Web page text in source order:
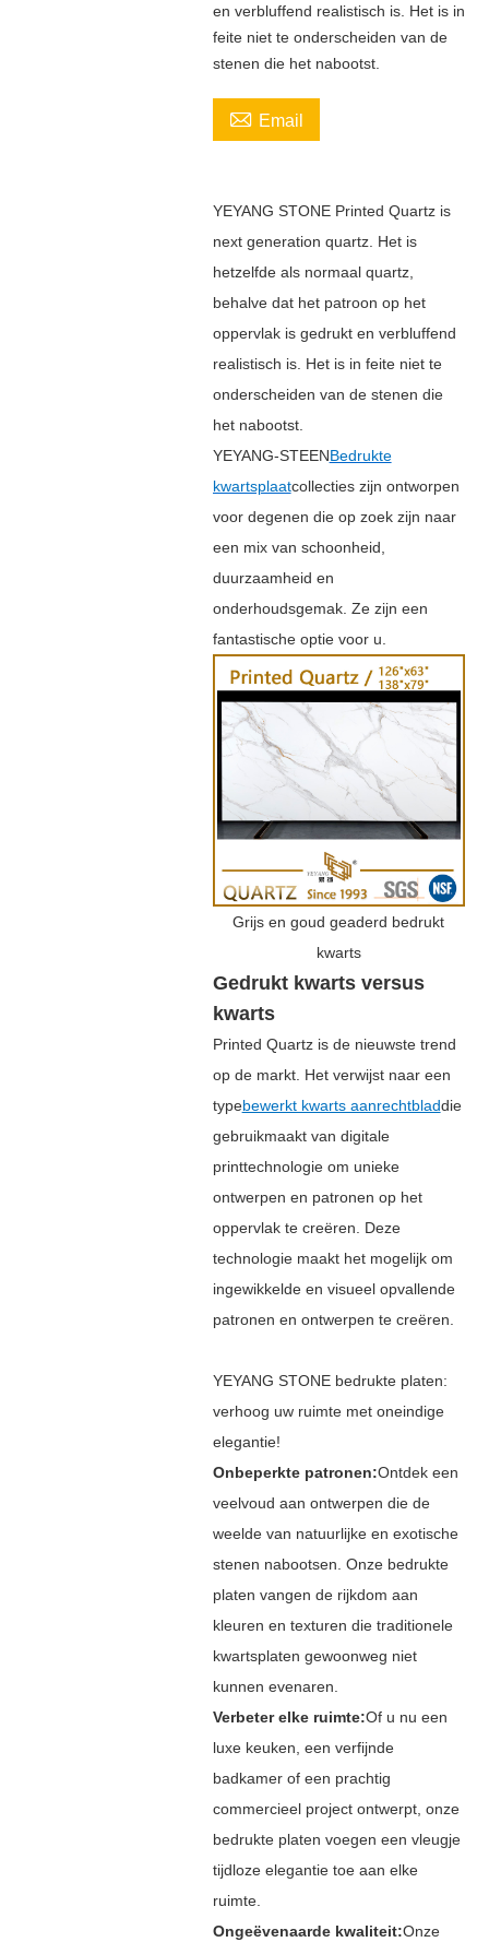
en verbluffend realistisch is. Het is in
feite niet te onderscheiden van de
stenen die het nabootst.
 Email
YEYANG STONE Printed Quartz is
next generation quartz. Het is
hetzelfde als normaal quartz,
behalve dat het patroon op het
oppervlak is gedrukt en verbluffend
realistisch is. Het is in feite niet te
onderscheiden van de stenen die
het nabootst.
YEYANG-STEENBedrukte
kwartsplaatcollecties zijn ontworpen
voor degenen die op zoek zijn naar
een mix van schoonheid,
duurzaamheid en
onderhoudsgemak. Ze zijn een
fantastische optie voor u.
Grijs en goud geaderd bedrukt
kwarts
Gedrukt kwarts versus
kwarts
Printed Quartz is de nieuwste trend
op de markt. Het verwijst naar een
typebewerkt kwarts aanrechtbladdie
gebruikmaakt van digitale
printtechnologie om unieke
ontwerpen en patronen op het
oppervlak te creëren. Deze
technologie maakt het mogelijk om
ingewikkelde en visueel opvallende
patronen en ontwerpen te creëren.
YEYANG STONE bedrukte platen:
verhoog uw ruimte met oneindige
elegantie!
Onbeperkte patronen:Ontdek een
veelvoud aan ontwerpen die de
weelde van natuurlijke en exotische
stenen nabootsen. Onze bedrukte
platen vangen de rijkdom aan
kleuren en texturen die traditionele
kwartsplaten gewoonweg niet
kunnen evenaren.
Verbeter elke ruimte:Of u nu een
luxe keuken, een verfijnde
badkamer of een prachtig
commercieel project ontwerpt, onze
bedrukte platen voegen een vleugje
tijdloze elegantie toe aan elke
ruimte.
Ongeëvenaarde kwaliteit:Onze